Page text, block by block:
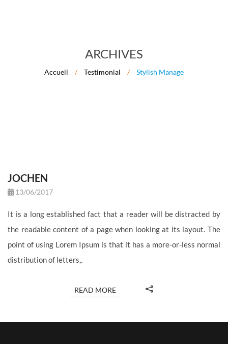
ARCHIVES
Accueil / Testimonial / Stylish Manage
JOCHEN
13/06/2017
It is a long established fact that a reader will be distracted by
the readable content of a page when looking at its layout. The
point of using Lorem Ipsum is that it has a more-or-less normal
distribution of letters,.
READ MORE